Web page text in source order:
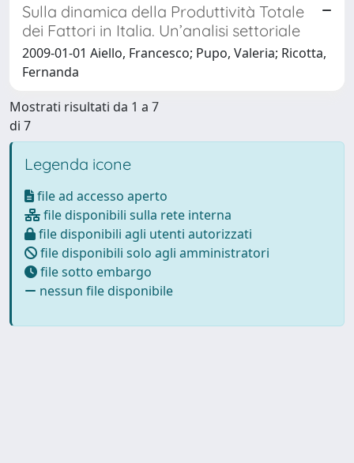
Sulla dinamica della Produttività Totale
dei Fattori in Italia. Un’analisi settoriale
2009-01-01 Aiello, Francesco; Pupo, Valeria; Ricotta,
Fernanda
Mostrati risultati da 1 a 7
di 7
Legenda icone
file ad accesso aperto
file disponibili sulla rete interna
file disponibili agli utenti autorizzati
file disponibili solo agli amministratori
file sotto embargo
nessun file disponibile